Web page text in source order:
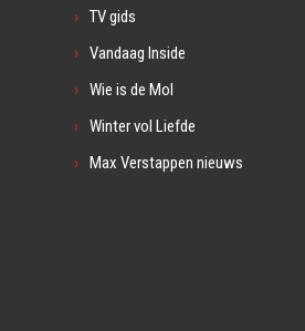
TV gids
Vandaag Inside
Wie is de Mol
Winter vol Liefde
Max Verstappen nieuws